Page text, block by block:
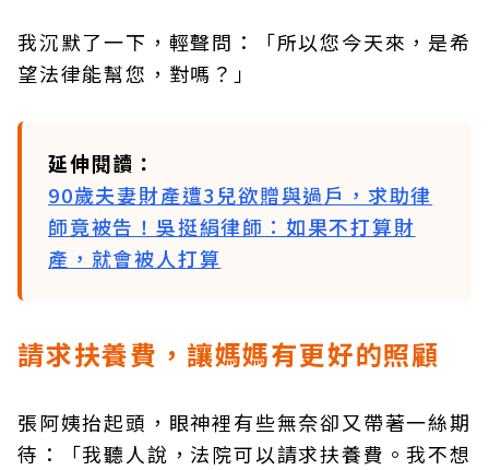
我沉默了一下，輕聲問：「所以您今天來，是希
望法律能幫您，對嗎？」
延伸閱讀：
90歲夫妻財產遭3兒欲贈與過戶，求助律
師竟被告！吳挺絹律師：如果不打算財
產，就會被人打算
請求扶養費，讓媽媽有更好的照顧
張阿姨抬起頭，眼神裡有些無奈卻又帶著一絲期
待：「我聽人說，法院可以請求扶養費。我不想